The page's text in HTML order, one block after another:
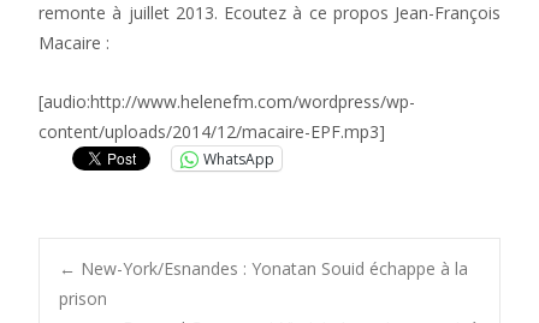
remonte à juillet 2013. Ecoutez à ce propos Jean-François
Macaire :
[audio:http://www.helenefm.com/wordpress/wp-
content/uploads/2014/12/macaire-EPF.mp3]
WhatsApp
Post
← New-York/Esnandes : Yonatan Souid échappe à la
prison